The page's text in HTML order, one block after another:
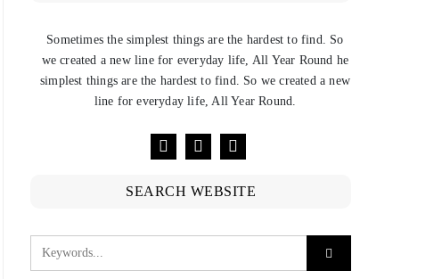
Sometimes the simplest things are the hardest to find. So
we created a new line for everyday life, All Year Round he
simplest things are the hardest to find. So we created a new
line for everyday life, All Year Round.
SEARCH WEBSITE